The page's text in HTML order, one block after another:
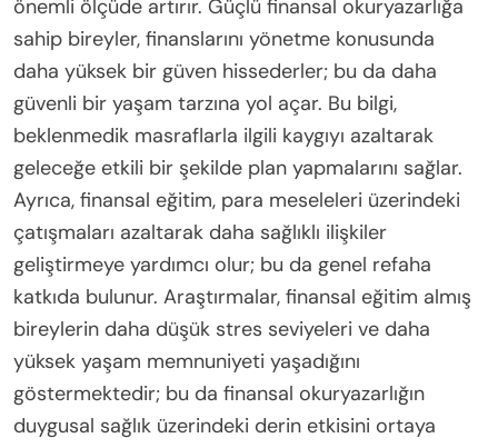
önemli ölçüde artırır. Güçlü finansal okuryazarlığa
sahip bireyler, finanslarını yönetme konusunda
daha yüksek bir güven hissederler; bu da daha
güvenli bir yaşam tarzına yol açar. Bu bilgi,
beklenmedik masraflarla ilgili kaygıyı azaltarak
geleceğe etkili bir şekilde plan yapmalarını sağlar.
Ayrıca, finansal eğitim, para meseleleri üzerindeki
çatışmaları azaltarak daha sağlıklı ilişkiler
geliştirmeye yardımcı olur; bu da genel refaha
katkıda bulunur. Araştırmalar, finansal eğitim almış
bireylerin daha düşük stres seviyeleri ve daha
yüksek yaşam memnuniyeti yaşadığını
göstermektedir; bu da finansal okuryazarlığın
duygusal sağlık üzerindeki derin etkisini ortaya